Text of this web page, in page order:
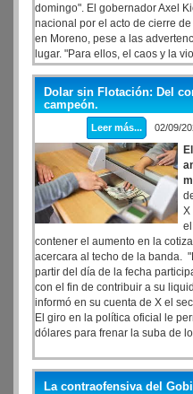
domingo". El gobernador Axel
nacional por el acto de cierre
en Moreno, pese a las
lugar. "Para ellos, el caos y la
estrategia de comunicación",
Dolar sin Flotación: Del
campeón.
Leer más... 02/09/
X
contener el aumento en la
acercara al techo de la banda.
partir del día de la fecha
con el fin de contribuir a su
informó en su cuenta de X el
El giro en la política oficial le
dólares para frenar la suba de
La contraofensiva del